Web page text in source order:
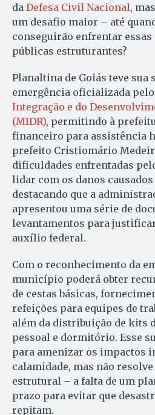
da Defesa Civil Nacional,
um desafio maior – até
conseguirão enfrentar
públicas estruturantes?
Planaltina de Goiás teve sua
emergência oficializada pelo
Integração e do
(MIDR), permitindo à
financeiro para assistência
prefeito Cristiomário
dificuldades enfrentadas
lidar com os danos
destacando que a
apresentou uma série de
levantamentos para
auxílio federal.
Com o reconhecimento da
município poderá obter
de cestas básicas,
refeições para equipes de
além da distribuição de kits
pessoal e dormitório. Esse
para amenizar os impactos
calamidade, mas não
estrutural – a falta de um
prazo para evitar que
repitam.